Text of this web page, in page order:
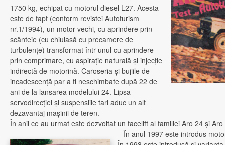
1750 kg, echipat cu motorul diesel L27. Acesta
este de fapt (conform revistei Autoturism
nr.1/1994), un motor vechi, cu aprindere prin
scânteie (cu chiulasă cu precamere de
turbulenţe) transformat într-unul cu aprindere
prin comprimare, cu aspiraţie naturală şi injecţie
indirectă de motorină. Caroseria şi bujiile de
incadescenţă par a fi neschimbate după 22 de
ani de la lansarea modelului 24. Lipsa
servodirecţiei şi suspensiile tari aduc un alt
dezavantaj maşinii de teren.
În anii ce au urmat este dezvoltat un facelift al familiei Aro 24 şi Aro
În anul 1997 este introdus